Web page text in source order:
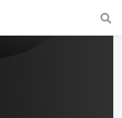
a fast and